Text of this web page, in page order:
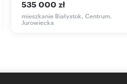
535 000 zł
mieszkanie Białystok, Centrum,
Jurowiecka